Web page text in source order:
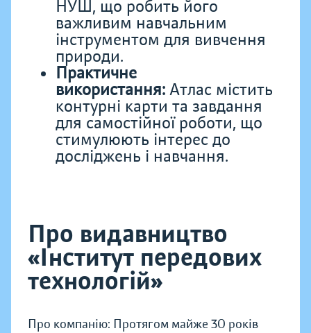
НУШ, що робить його
важливим навчальним
інструментом для вивчення
природи.
Практичне
використання: Атлас містить
контурні карти та завдання
для самостійної роботи, що
стимулюють інтерес до
досліджень і навчання.
Про видавництво
«Інститут передових
технологій»
Про компанію: Протягом майже 30 років